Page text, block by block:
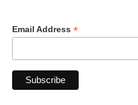
Email Address *